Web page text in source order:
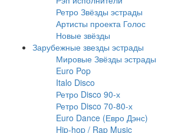
Ретро Звёзды эстрады
Артисты проекта Голос
Новые звёзды
Зарубежные звезды эстрады
Мировые Звёзды эстрады
Euro Pop
Italo Disco
Ретро Disco 90-х
Ретро Disco 70-80-х
Euro Dance (Евро Дэнс)
Hip-hop / Rap Music